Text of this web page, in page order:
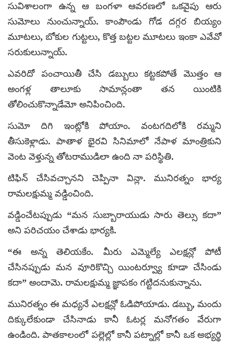
సువిశాలంగా ఉన్న ఆ బంగళా ఆవరణలో ఒకవైపు ఆరు
సుమోలు నుంచున్నాయ్. కాంపౌండు గోడ దగ్గర బియ్యం
మూటలు, బోకుల గుట్టలు, కొత్త బట్టల మూటలు ఇంకా ఎవేవో
సరుకులున్నాయ్.
ఎవరిదో పంచాయితీ చేసి డబ్బులు కట్టకపోతే మొత్తం ఆ
అంగళ్ల తాలూకు సామాన్లంతా తన యింటికి
తోలించుకొన్నాడేమో అనిపించింది.
సుమో దిగి ఇంట్లోకి పోయాం. వంటగదిలోకి రమ్మని
తీసుకెళ్లాడు. పాతాళ భైరవి సినిమాలో నేపాళ మాంత్రికుని
వెంట వెళ్తున్న తోటరాముడిలా ఉంది నా పరిస్థితి.
టిఫిన్ చేసివచ్చానని చెప్పినా విన్లా. మునిరత్నం భార్య
రామలక్షుమ్మ వడ్డించింది.
వడ్డించేటప్పుడు “మన సుబ్బారాయుడు సారు తెల్సు కదా”
అని పరిచయం చేశాడు భార్యకి.
“ఈ అన్న తెలియకేం. మీరు ఎమ్మెల్యే ఎలక్షన్లో పోటీ
చేసినప్పుడు మన వూరికొచ్చి యింటర్వ్యూ కూడా చేసిండు
కదా” అందామె. రామలక్షుమ్మ జ్ఞాపకం గట్టిదనుకున్నాను.
మునిరత్నం ఈ మధ్యనే ఎలక్షన్లో ఓడిపోయాడు. డబ్బు, మందు
దిక్కులేకుండా చేసినాడు కానీ ఓటర్ల మనోగతం వేరుగా
ఉండింది. పాతకాలంలో పల్లెల్లో కానీ పట్నాల్లో కానీ ఒక అభ్యర్థి